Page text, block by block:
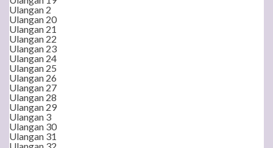
Ulangan 2
Ulangan 20
Ulangan 21
Ulangan 22
Ulangan 23
Ulangan 24
Ulangan 25
Ulangan 26
Ulangan 27
Ulangan 28
Ulangan 29
Ulangan 3
Ulangan 30
Ulangan 31